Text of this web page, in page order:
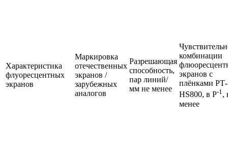
Характеристика
флуоресцентных
экранов
Маркировка
отечественных
экранов /
зарубежных
аналогов
Разрешающая
способность,
пар линий/
мм не менее
комбинации
экранов с
плёнками
HS800, в Р-1,
менее